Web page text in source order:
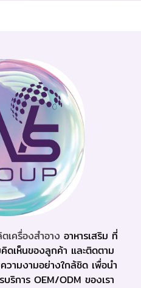
เครื่องสำอาง อาหารเสริม ที่
ดเห็นของลูกค้า และติดตาม
ามงามอย่างใกล้ชิด เพื่อนำ
ริการ OEM/ODM ของเรา